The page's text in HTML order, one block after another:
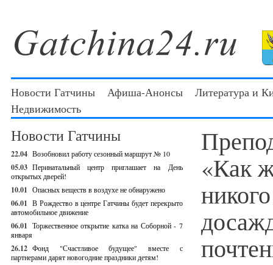
Новости Гатчины Афиша-Анонсы
Литература и
Недвижимость
Новости Гатчины
22.04 Возобновил работу сезонный маршрут № 10
05.03 Перинатальный центр приглашает на День
открытых дверей!
10.01 Опасных веществ в воздухе не обнаружено
06.01 В Рождество в центре Гатчины будет перекрыто
автомобильное движение
06.01 Торжественное открытие катка на Соборной - 7
января
26.12 Фонд "Счастливое будущее" вместе с
партнерами дарят новогодние праздники детям!
«Как